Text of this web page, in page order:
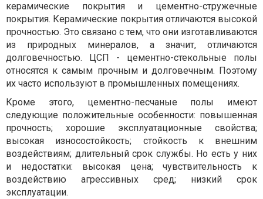
керамические покрытия и цементно-стружечные
покрытия. Керамические покрытия отличаются высокой
прочностью. Это связано с тем, что они изготавливаются
из природных минералов, а значит, отличаются
долговечностью. ЦСП - цементно-стекольные полы
относятся к самым прочным и долговечным. Поэтому
их часто используют в промышленных помещениях.
Кроме этого, цементно-песчаные полы имеют
следующие положительные особенности: повышенная
прочность; хорошие эксплуатационные свойства;
высокая износостойкость; стойкость к внешним
воздействиям; длительный срок службы. Но есть у них
и недостатки: высокая цена; чувствительность к
воздействию агрессивных сред; низкий срок
эксплуатации.